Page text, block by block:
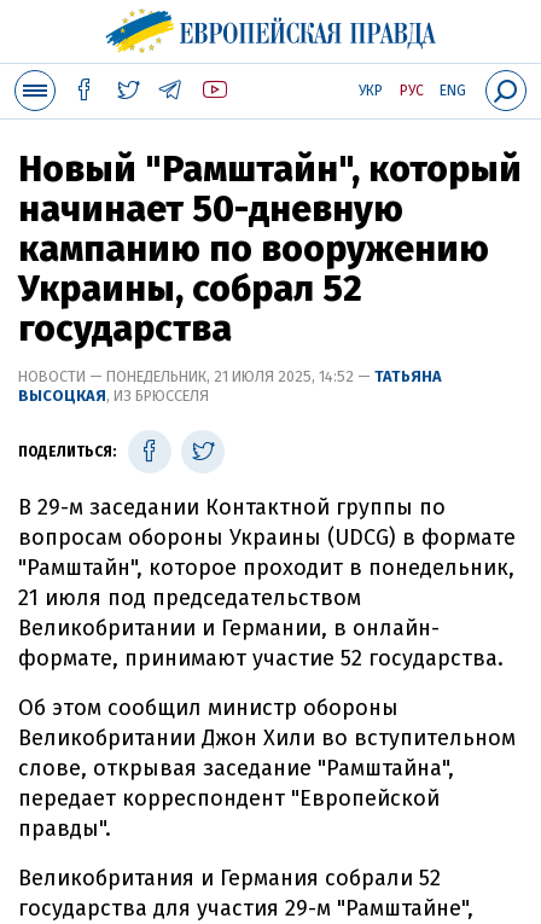
УКР РУС ENG
Новый "Рамштайн", который
начинает 50-дневную
кампанию по вооружению
Украины, собрал 52
государства
НОВОСТИ — ПОНЕДЕЛЬНИК, 21 ИЮЛЯ 2025, 14:52 — ТАТЬЯНА
ВЫСОЦКАЯ, ИЗ БРЮССЕЛЯ
ПОДЕЛИТЬСЯ:
В 29-м заседании Контактной группы по
вопросам обороны Украины (UDCG) в формате
"Рамштайн", которое проходит в понедельник,
21 июля под председательством
Великобритании и Германии, в онлайн-
формате, принимают участие 52 государства.
Об этом сообщил министр обороны
Великобритании Джон Хили во вступительном
слове, открывая заседание "Рамштайна",
передает корреспондент "Европейской
правды".
Великобритания и Германия собрали 52
государства для участия 29-м "Рамштайне",